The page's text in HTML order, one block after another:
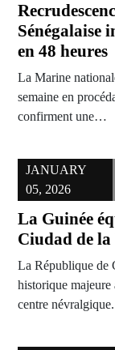
Sénégalaise
en 48 heures
La Marine
semaine en
confirment une…
JANUARY
05, 2026
La Guinée
Ciudad de
La République de
historique
centre